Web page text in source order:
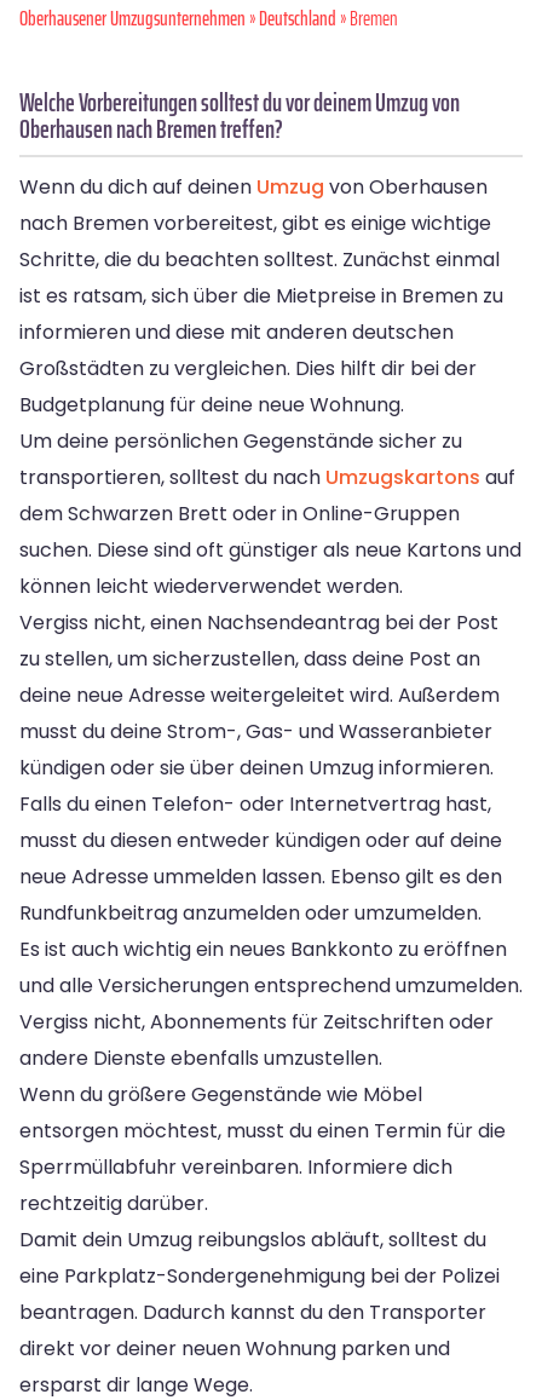
Oberhausener Umzugsunternehmen»Deutschland» Bremen
Welche Vorbereitungen solltest du vor deinem Umzug von
Oberhausen nach Bremen treffen?
Wenn du dich auf deinen Umzug von Oberhausen
nach Bremen vorbereitest, gibt es einige wichtige
Schritte, die du beachten solltest. Zunächst einmal
ist es ratsam, sich über die Mietpreise in Bremen zu
informieren und diese mit anderen deutschen
Großstädten zu vergleichen. Dies hilft dir bei der
Budgetplanung für deine neue Wohnung.
Um deine persönlichen Gegenstände sicher zu
transportieren, solltest du nach Umzugskartons auf
dem Schwarzen Brett oder in Online-Gruppen
suchen. Diese sind oft günstiger als neue Kartons und
können leicht wiederverwendet werden.
Vergiss nicht, einen Nachsendeantrag bei der Post
zu stellen, um sicherzustellen, dass deine Post an
deine neue Adresse weitergeleitet wird. Außerdem
musst du deine Strom-, Gas- und Wasseranbieter
kündigen oder sie über deinen Umzug informieren.
Falls du einen Telefon- oder Internetvertrag hast,
musst du diesen entweder kündigen oder auf deine
neue Adresse ummelden lassen. Ebenso gilt es den
Rundfunkbeitrag anzumelden oder umzumelden.
Es ist auch wichtig ein neues Bankkonto zu eröffnen
und alle Versicherungen entsprechend umzumelden.
Vergiss nicht, Abonnements für Zeitschriften oder
andere Dienste ebenfalls umzustellen.
Wenn du größere Gegenstände wie Möbel
entsorgen möchtest, musst du einen Termin für die
Sperrmüllabfuhr vereinbaren. Informiere dich
rechtzeitig darüber.
Damit dein Umzug reibungslos abläuft, solltest du
eine Parkplatz-Sondergenehmigung bei der Polizei
beantragen. Dadurch kannst du den Transporter
direkt vor deiner neuen Wohnung parken und
ersparst dir lange Wege.